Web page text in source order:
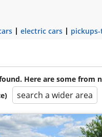
electric cars
Here are some from
search a wider area